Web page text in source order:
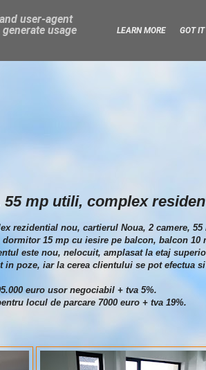
55 mp utili, complex
rezidential nou, cartierul Noua, 2 camere,
15 mp cu iesire pe balcon, balcon
este nou, nelocuit, amplasat la etaj
in poze, iar la cerea clientului se pot efectua
euro usor negociabil + tva 5%.
locul de parcare 7000 euro + tva 19%.
user-agent
usage
LEARN MORE GOT IT